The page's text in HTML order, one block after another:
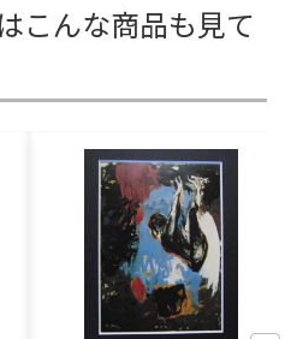
こんな商品も見て